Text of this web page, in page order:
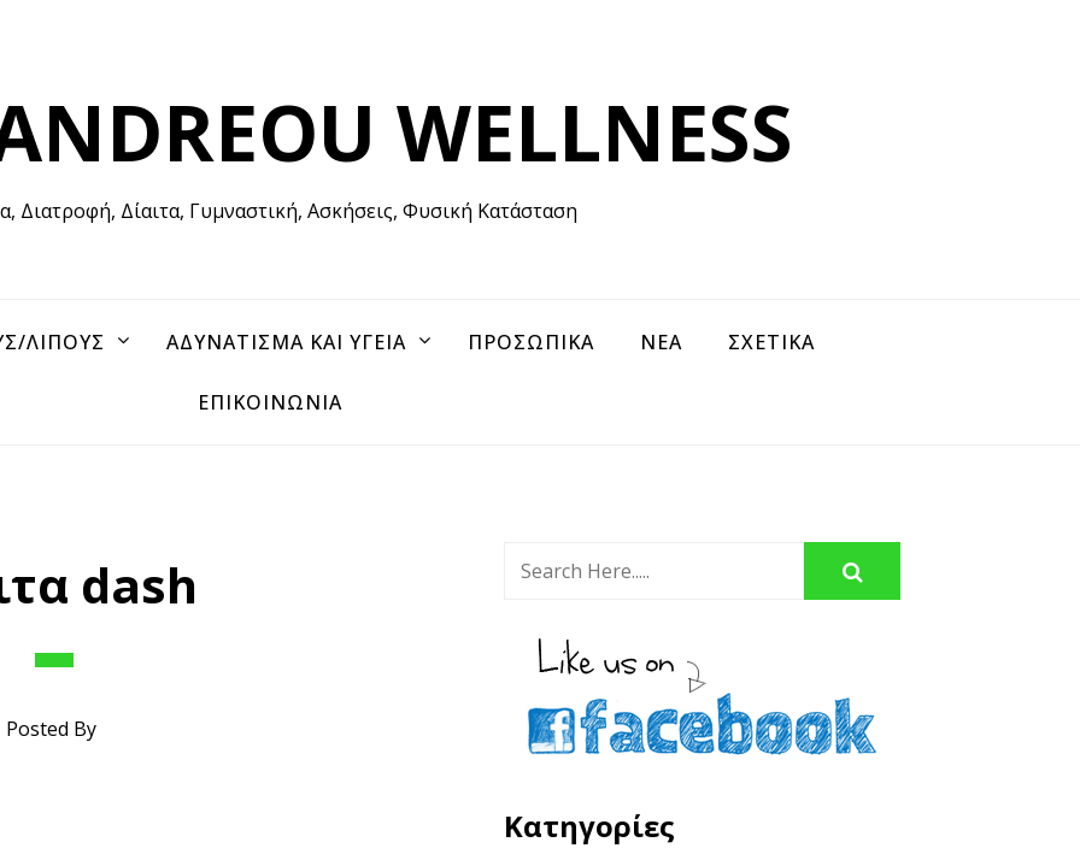
WELLNESS
Διατροφή, Δίαιτα, Γυμναστική, Ασκήσεις, Φυσική Κατάσταση
ΛΙΠΟΥΣ ΑΔΥΝΑΤΙΣΜΑ ΚΑΙ ΥΓΕΙΑ ΠΡΟΣΩΠΙΚΑ ΝΕΑ ΣΧΕΤΙΚΑ
ΕΠΙΚΟΙΝΩΝΙΑ
dash
Posted By
Κατηγορίες